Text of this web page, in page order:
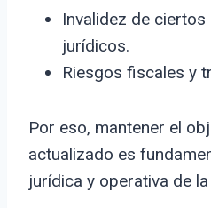
Invalidez de
jurídicos.
Riesgos fiscales y
Por eso, mantener el
actualizado es
jurídica y operativa de